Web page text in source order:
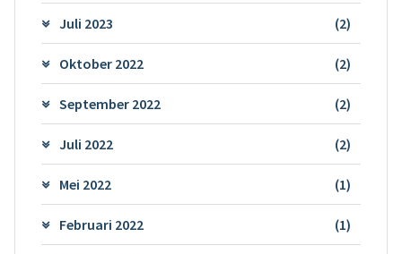
Juli 2023 (2)
Oktober 2022 (2)
September 2022 (2)
Juli 2022 (2)
Mei 2022 (1)
Februari 2022 (1)